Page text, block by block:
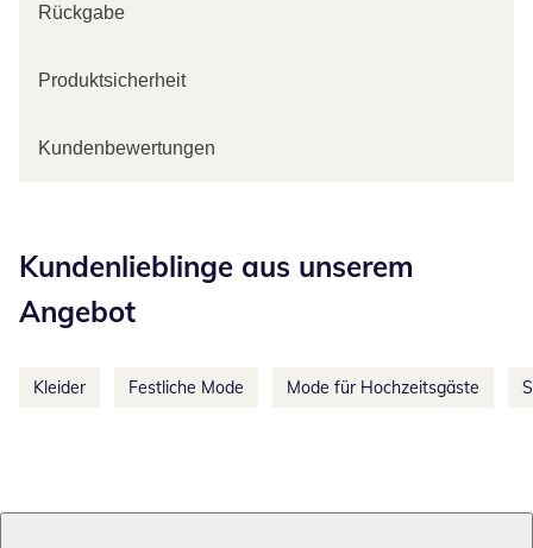
Rückgabe
Produktsicherheit
Kundenbewertungen
Kundenlieblinge aus unserem
Angebot
Kleider Festliche Mode Mode für Hochzeitsgäste